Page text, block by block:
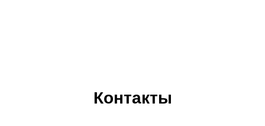
Контакты